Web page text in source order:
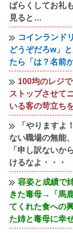
ばらくしてお礼
見ると…
コインランド
どうぞだろw」
たら「は？名前
100均のレジ
ストップさせて
いる客の苛立ち
「やりますよ
ない職場の無能
「申し訳ない
けるなよ・・・
容姿と成績で
きた毒母→「馬
てくれた食への
た姉と毒母に幸